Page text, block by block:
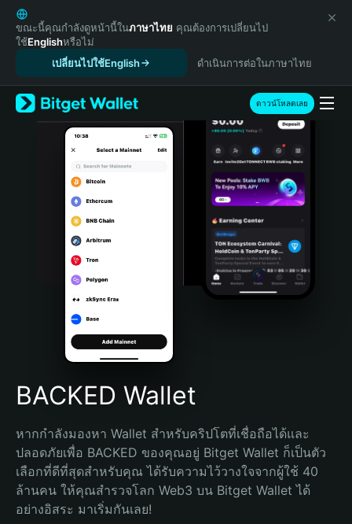
English
日本語
Tiếng Việt
Español (Latinoamérica)
Türkçe
Italiano
Português (Portugal)
Bahasa Indonesia
Português (Brasil)
Español (Argentina)
ขณะนี้คุณกำลังดูหน้านี้ในภาษาไทย คุณต้องการเปลี่ยนไป
ใช้Englishหรือไม่
เปลี่ยนไปใช้English
ดำเนินการต่อในภาษาไทย
ดาวน์โหลดเลย
BACKED Wallet
หากกำลังมองหา Wallet สำหรับคริปโตที่เชื่อถือได้และ
ปลอดภัยเพื่อ BACKED ของคุณอยู่ Bitget Wallet ก็เป็นตัว
เลือกที่ดีที่สุดสำหรับคุณ ได้รับความไว้วางใจจากผู้ใช้ 40
ล้านคน ให้คุณสำรวจโลก Web3 บน Bitget Wallet ได้
อย่างอิสระ มาเริ่มกันเลย!